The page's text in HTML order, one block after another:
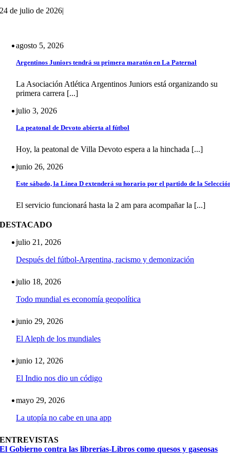
24 de julio de 2026|
agosto 5, 2026
Argentinos Juniors tendrá su primera maratón en La Paternal
La Asociación Atlética Argentinos Juniors está organizando su
primera carrera [...]
julio 3, 2026
La peatonal de Devoto abierta al fútbol
Hoy, la peatonal de Villa Devoto espera a la hinchada [...]
junio 26, 2026
Este sábado, la Línea D extenderá su horario por el partido de la
El servicio funcionará hasta la 2 am para acompañar la [...]
DESTACADO
julio 21, 2026
Después del fútbol-Argentina, racismo y demonización
julio 18, 2026
Todo mundial es economía geopolítica
junio 29, 2026
El Aleph de los mundiales
junio 12, 2026
El Indio nos dio un código
mayo 29, 2026
La utopía no cabe en una app
ENTREVISTAS
El Gobierno contra las librerías-Libros como quesos y gaseosas